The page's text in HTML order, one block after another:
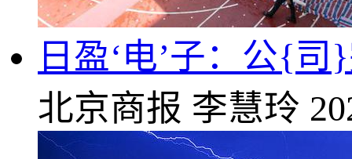
日盈‘电’子：公{
北京商报 李慧玲